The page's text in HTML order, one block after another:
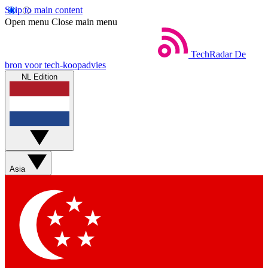
Skip to main content
Open menu Close main menu
TechRadar De
bron voor tech-koopadvies
NL Edition
Asia